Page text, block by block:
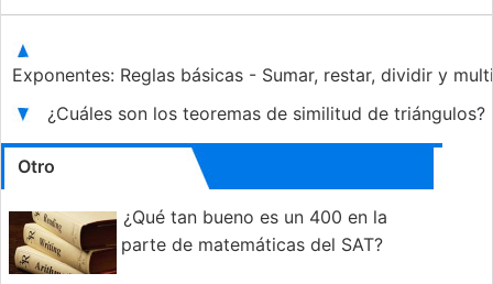
Exponentes: Reglas básicas - Sumar, restar, dividir y
¿Cuáles son los teoremas de similitud de triángulos?
Otro
¿Qué tan bueno es un 400 en la
parte de matemáticas del SAT?